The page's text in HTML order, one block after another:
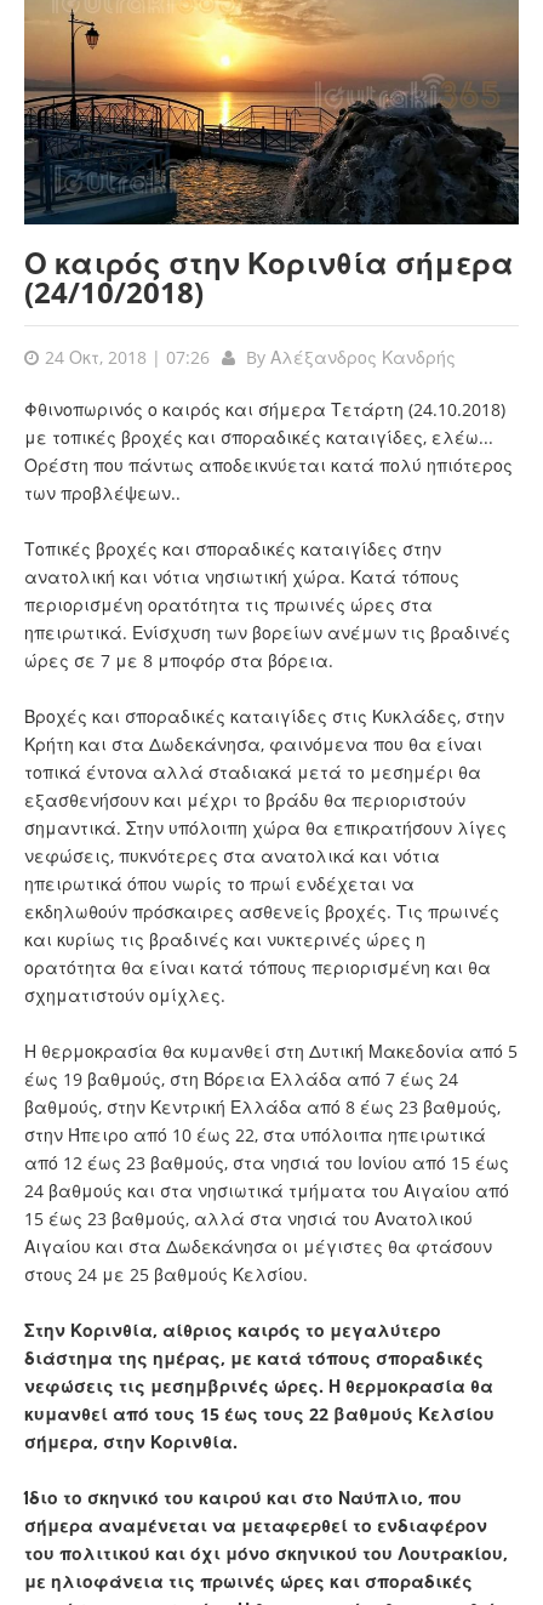
Ο καιρός στην Κορινθία σήμερα
(24/10/2018)
24 Οκτ, 2018 | 07:26 By Αλέξανδρος Κανδρής
Φθινοπωρινός ο καιρός και σήμερα Τετάρτη (24.10.2018)
με τοπικές βροχές και σποραδικές καταιγίδες, ελέω...
Ορέστη που πάντως αποδεικνύεται κατά πολύ ηπιότερος
των προβλέψεων..
Τοπικές βροχές και σποραδικές καταιγίδες στην
ανατολική και νότια νησιωτική χώρα. Κατά τόπους
περιορισμένη ορατότητα τις πρωινές ώρες στα
ηπειρωτικά. Ενίσχυση των βορείων ανέμων τις βραδινές
ώρες σε 7 με 8 μποφόρ στα βόρεια.
Βροχές και σποραδικές καταιγίδες στις Κυκλάδες, στην
Κρήτη και στα Δωδεκάνησα, φαινόμενα που θα είναι
τοπικά έντονα αλλά σταδιακά μετά το μεσημέρι θα
εξασθενήσουν και μέχρι το βράδυ θα περιοριστούν
σημαντικά. Στην υπόλοιπη χώρα θα επικρατήσουν λίγες
νεφώσεις, πυκνότερες στα ανατολικά και νότια
ηπειρωτικά όπου νωρίς το πρωί ενδέχεται να
εκδηλωθούν πρόσκαιρες ασθενείς βροχές. Τις πρωινές
και κυρίως τις βραδινές και νυκτερινές ώρες η
ορατότητα θα είναι κατά τόπους περιορισμένη και θα
σχηματιστούν ομίχλες.
Η θερμοκρασία θα κυμανθεί στη Δυτική Μακεδονία από 5
έως 19 βαθμούς, στη Βόρεια Ελλάδα από 7 έως 24
βαθμούς, στην Κεντρική Ελλάδα από 8 έως 23 βαθμούς,
στην Ήπειρο από 10 έως 22, στα υπόλοιπα ηπειρωτικά
από 12 έως 23 βαθμούς, στα νησιά του Ιονίου από 15 έως
24 βαθμούς και στα νησιωτικά τμήματα του Αιγαίου από
15 έως 23 βαθμούς, αλλά στα νησιά του Ανατολικού
Αιγαίου και στα Δωδεκάνησα οι μέγιστες θα φτάσουν
στους 24 με 25 βαθμούς Κελσίου.
Στην Κορινθία, αίθριος καιρός το μεγαλύτερο
διάστημα της ημέρας, με κατά τόπους σποραδικές
νεφώσεις τις μεσημβρινές ώρες. Η θερμοκρασία θα
κυμανθεί από τους 15 έως τους 22 βαθμούς Κελσίου
σήμερα, στην Κορινθία.
Ίδιο το σκηνικό του καιρού και στο Ναύπλιο, που
σήμερα αναμένεται να μεταφερθεί το ενδιαφέρον
του πολιτικού και όχι μόνο σκηνικού του Λουτρακίου,
με ηλιοφάνεια τις πρωινές ώρες και σποραδικές